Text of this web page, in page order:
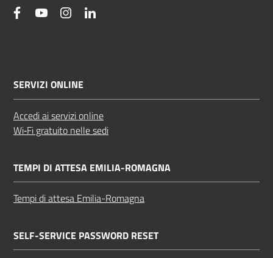
facebookYouTube Instagram
SERVIZI ONLINE
Accedi ai servizi online
Wi‑Fi gratuito nelle sedi
TEMPI DI ATTESA EMILIA-ROMAGNA
Tempi di attesa Emilia-Romagna
SELF-SERVICE PASSWORD RESET